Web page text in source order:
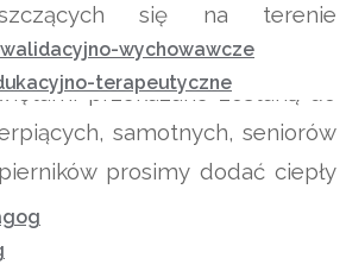
wychowawcze
terapeutyczne
się na terenie
przez Państwa
przekazane zostaną do
samotnych, seniorów
prosimy dodać ciepły
, które na skutek zniszczenia
bez ogrzewania na